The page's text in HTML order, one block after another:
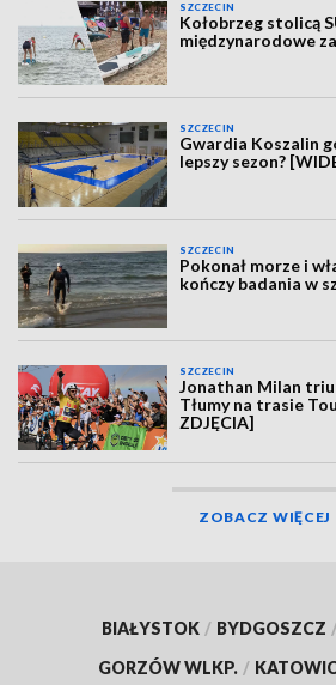
SZCZECIN
Kołobrzeg stolicą
międzynarodowe
SZCZECIN
Gwardia Koszalin
lepszy sezon?
SZCZECIN
Pokonał morze i
kończy badania w
SZCZECIN
Jonathan Milan
Tłumy na trasie
ZDJĘCIA]
ZOBACZ WIĘCEJ
BIAŁYSTOK / BYDGOSZCZ
GORZÓW WLKP. /